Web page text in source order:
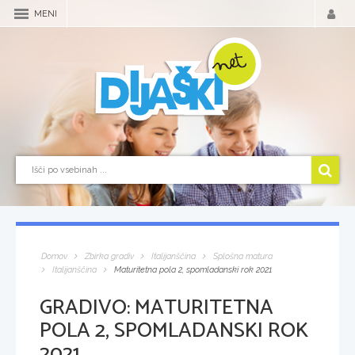
MENI
Domov Zbirka gradiv Italijanščina
Splošna matura
Italijanščina
Maturitetna pola 2, spomladanski rok 2021
GRADIVO:MATURITETNA
POLA 2, SPOMLADANSKI ROK